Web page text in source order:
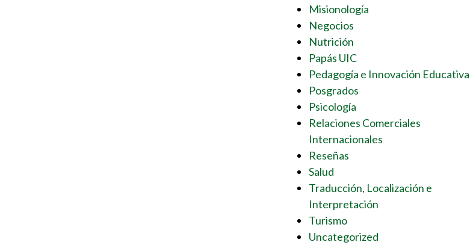
Misionología
Negocios
Nutrición
Papás UIC
Pedagogía e Innovación Educativa
Posgrados
Psicología
Relaciones Comerciales
Internacionales
Reseñas
Salud
Traducción, Localización e
Interpretación
Turismo
Uncategorized